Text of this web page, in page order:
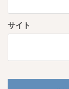
サイト